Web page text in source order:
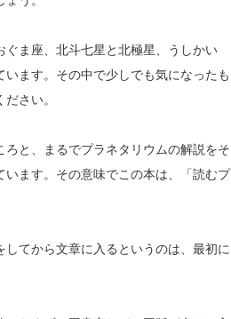
ま座、北斗七星と北極星、うしかい
ます。その中で少しでも気になったも
さい。
と、まるでプラネタリウムの解説をそ
ます。その意味でこの本は、「読むプ
てから文章に入るというのは、最初に